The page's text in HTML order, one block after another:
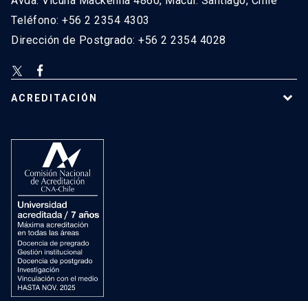
Teléfono: +56 2 2354 4303
Dirección de Postgrado: +56 2 2354 4028
ACREDITACIÓN